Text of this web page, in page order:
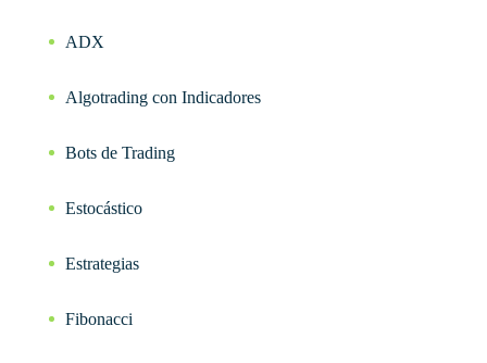
ADX
Algotrading con Indicadores
Bots de Trading
Estocástico
Estrategias
Fibonacci